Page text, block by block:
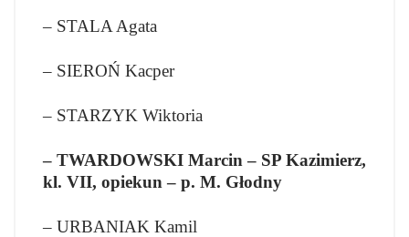
– STALA Agata
– SIEROŃ Kacper
– STARZYK Wiktoria
– TWARDOWSKI Marcin – SP Kazimierz,
kl. VII, opiekun – p. M. Głodny
– URBANIAK Kamil